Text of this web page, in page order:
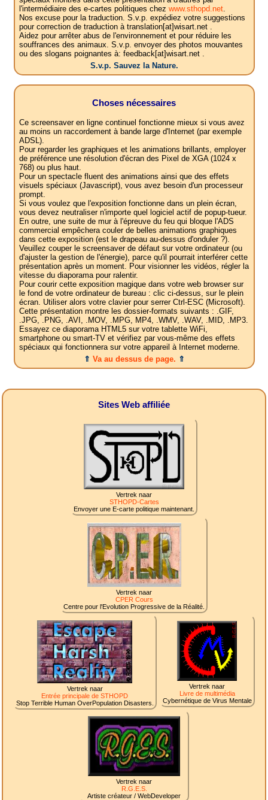
l'intermédiaire des e-cartes politiques chez www.sthopd.net.
Nos excuse pour la traduction. S.v.p. expédiez votre suggestions
pour correction de traduction à translation[at]wisart.net .
Aidez pour arrêter abus de l'environnement et pour réduire les
souffrances des animaux. S.v.p. envoyer des photos mouvantes
ou des slogans poignantes à: feedback[at]wisart.net .
S.v.p. Sauvez la Nature.
Choses nécessaires
Ce screensaver en ligne continuel fonctionne mieux si vous avez
au moins un raccordement à bande large d'Internet (par exemple
ADSL).
Pour regarder les graphiques et les animations brillants, employer
de préférence une résolution d'écran des Pixel de XGA (1024 x
768) ou plus haut.
Pour un spectacle fluent des animations ainsi que des effets
visuels spéciaux (Javascript), vous avez besoin d'un processeur
prompt.
Si vous voulez que l'exposition fonctionne dans un plein écran,
vous devez neutraliser n'importe quel logiciel actif de popup-tueur.
En outre, une suite de mur à l'épreuve du feu qui bloque l'ADS
commercial empêchera couler de belles animations graphiques
dans cette exposition (est le drapeau au-dessus d'onduler ?).
Veuillez couper le screensaver de défaut sur votre ordinateur (ou
d'ajuster la gestion de l'énergie), parce qu'il pourrait interférer cette
présentation après un moment. Pour visionner les vidéos, régler la
vitesse du diaporama pour ralentir.
Pour courir cette exposition magique dans votre web browser sur
le fond de votre ordinateur de bureau : clic ci-dessus, sur le plein
écran. Utiliser alors votre clavier pour serrer Ctrl-ESC (Microsoft).
Cette présentation montre les dossier-formats suivants : .GIF,
.JPG, .PNG, .AVI, .MOV, .MPG, MP4, .WMV, .WAV, .MID, .MP3.
Essayez ce diaporama HTML5 sur votre tablette WiFi,
smartphone ou smart-TV et vérifiez par vous-même des effets
spéciaux qui fonctionnera sur votre appareil à Internet moderne.
⇑ Va au dessus de page. ⇑
Sites Web affiliée
Vertrek naar
STHOPD-Cartes
Envoyer une E-carte politique maintenant.
Vertrek naar
CPER Cours
Centre pour l'Evolution Progressive de la Réalité.
Vertrek naar
Entrée principale de STHOPD
Stop Terrible Human OverPopulation Disasters.
Vertrek naar
Livre de multimédia
Cybernétique de Virus Mentale
Vertrek naar
R.G.E.S.
Artiste créateur / WebDeveloper